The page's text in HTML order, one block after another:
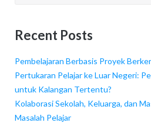
Recent Posts
Pembelajaran Berbasis Proyek
Pertukaran Pelajar ke Luar Negeri:
untuk Kalangan Tertentu?
Kolaborasi Sekolah, Keluarga, dan
Masalah Pelajar